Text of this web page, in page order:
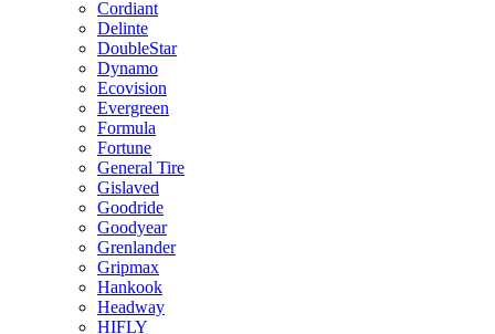
Cordiant
Delinte
DoubleStar
Dynamo
Ecovision
Evergreen
Formula
Fortune
General Tire
Gislaved
Goodride
Goodyear
Grenlander
Gripmax
Hankook
Headway
HIFLY